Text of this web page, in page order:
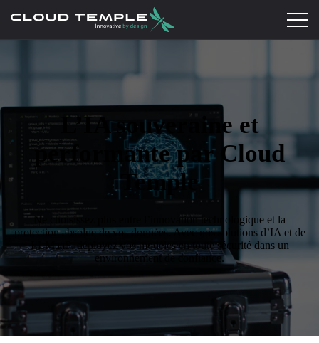
L’IA souveraine et
performante par Cloud
Temple
Ne choisissez plus entre l’innovation technologique et la
protection absolue de vos données. Avec nos solutions d’IA et de
LLMaaS, déployez vos modèles en toute sécurité dans un
environnement de confiance.